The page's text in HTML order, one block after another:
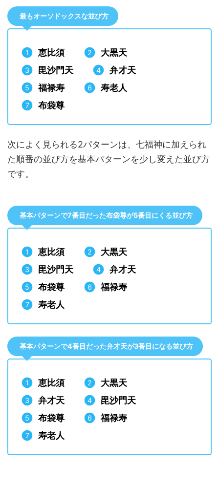
最もオーソドックスな並び方
恵比須
大黒天
毘沙門天
弁才天
福禄寿
寿老人
布袋尊
次によく見られる2パターンは、七福神に加えられ
た順番の並び方を基本パターンを少し変えた並び方
です。
基本パターンで7番目だった布袋尊が5番目にくる並び方
恵比須
大黒天
毘沙門天
弁才天
布袋尊
福禄寿
寿老人
基本パターンで4番目だった弁才天が3番目になる並び方
恵比須
大黒天
弁才天
毘沙門天
布袋尊
福禄寿
寿老人